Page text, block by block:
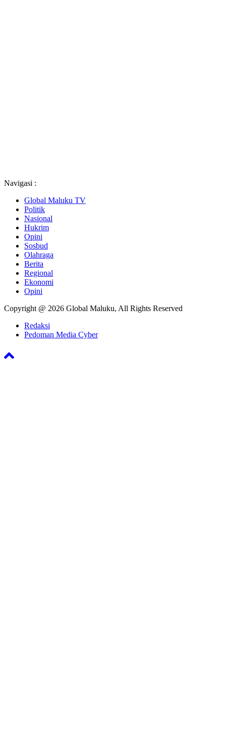
Navigasi :
Global Maluku TV
Politik
Nasional
Hukrim
Opini
Sosbud
Olahraga
Berita
Regional
Ekonomi
Opini
Copyright @ 2026 Global Maluku, All Rights Reserved
Redaksi
Pedoman Media Cyber